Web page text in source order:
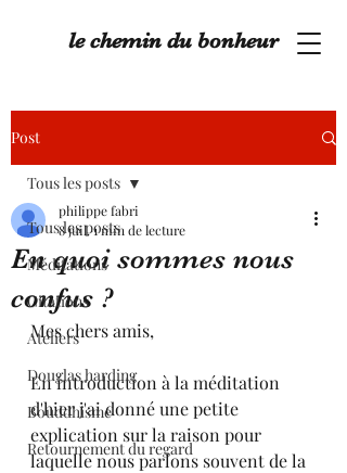
le chemin du bonheur
Post
Tous les posts
Méditations
Citations
Ateliers
Douglas harding
Bouddhisme
Retournement du regard
Tous les posts
En quoi sommes nous
confus ?
philippe fabri
8 juil.1 min de lecture
Mes chers amis,
En introduction à la méditation
d'hier j'ai donné une petite
explication sur la raison pour
laquelle nous parlons souvent de la